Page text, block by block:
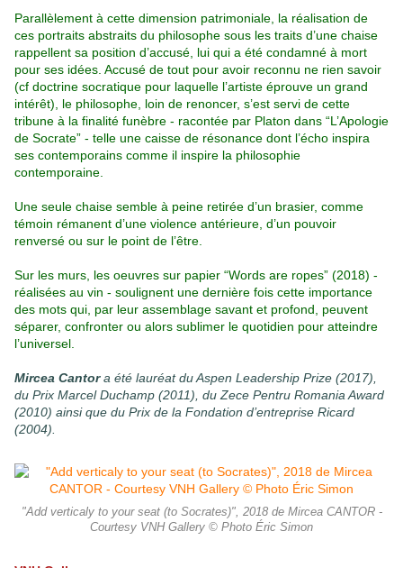
Parallèlement à cette dimension patrimoniale, la réalisation de
ces portraits abstraits du philosophe sous les traits d’une chaise
rappellent sa position d’accusé, lui qui a été condamné à mort
pour ses idées. Accusé de tout pour avoir reconnu ne rien savoir
(cf doctrine socratique pour laquelle l’artiste éprouve un grand
intérêt), le philosophe, loin de renoncer, s’est servi de cette
tribune à la finalité funèbre - racontée par Platon dans “L’Apologie
de Socrate” - telle une caisse de résonance dont l’écho inspira
ses contemporains comme il inspire la philosophie
contemporaine.
Une seule chaise semble à peine retirée d’un brasier, comme
témoin rémanent d’une violence antérieure, d’un pouvoir
renversé ou sur le point de l’être.
Sur les murs, les oeuvres sur papier “Words are ropes” (2018) -
réalisées au vin - soulignent une dernière fois cette importance
des mots qui, par leur assemblage savant et profond, peuvent
séparer, confronter ou alors sublimer le quotidien pour atteindre
l’universel.
Mircea Cantora été lauréat du Aspen Leadership Prize (2017),
du Prix Marcel Duchamp (2011), du Zece Pentru Romania Award
(2010) ainsi que du Prix de la Fondation d’entreprise Ricard
(2004).
"Add verticaly to your seat (to Socrates)", 2018 de Mircea CANTOR -
Courtesy VNH Gallery © Photo Éric Simon